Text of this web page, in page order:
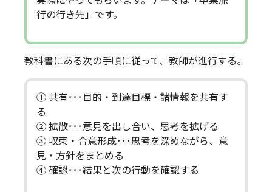
行の行き先」です。
教科書にある次の手順に従って、教師が進行する。
① 共有･･･目的・到達目標・諸情報を共有す
る
② 拡散･･･意見を出し合い、思考を拡げる
③ 収束・合意形成･･･思考を深めながら、意
見・方針をまとめる
④ 確認･･･結果と次の行動を確認する